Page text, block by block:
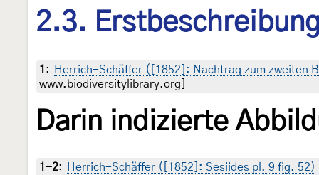
2.3.
1 :
Herrich-Schäffer ([1852]: Nachtrag zum zweiten
www.biodiversitylibrary.org]
Darin indizierte
1-2: Herrich-Schäffer ([1852]: Sesiides pl. 9 fig. 52)